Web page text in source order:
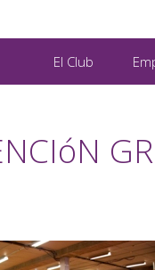
El Club